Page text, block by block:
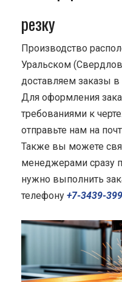
резку
Производство
Уральском
доставляем заказы
Для оформления
требованиями к
отправьте нам на
Также вы можете
менеджерами сразу
нужно выполнить
телефону +7-3439-